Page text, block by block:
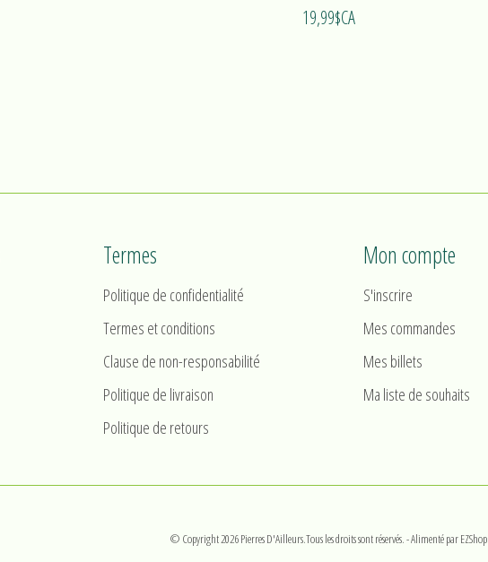
19,99$CA
Termes
Politique de confidentialité
Termes et conditions
Clause de non-responsabilité
Politique de livraison
Politique de retours
Mon compte
S'inscrire
Mes commandes
Mes billets
Ma liste de souhaits
© Copyright 2026 Pierres D'Ailleurs.Tous les droits sont réservés.- Alimenté parEZShop